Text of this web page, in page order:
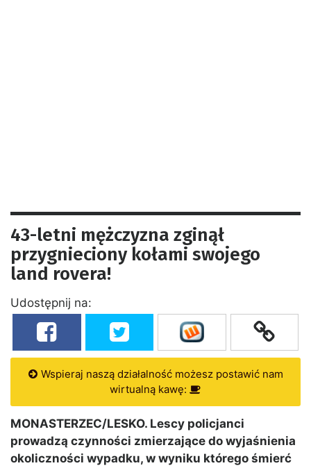
43-letni mężczyzna zginął
przygnieciony kołami swojego
land rovera!
Udostępnij na:
Wspieraj naszą działalność możesz postawić nam
wirtualną kawę:
MONASTERZEC/LESKO. Lescy policjanci
prowadzą czynności zmierzające do wyjaśnienia
okoliczności wypadku, w wyniku którego śmierć